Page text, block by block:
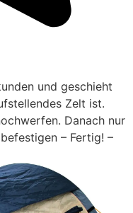
und geschieht
Zelt ist.
Danach nur
– Fertig! –